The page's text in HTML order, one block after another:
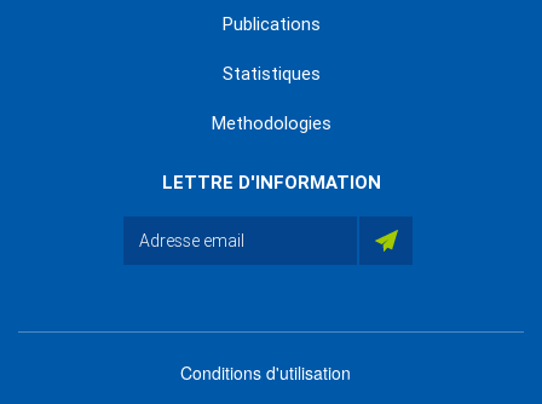
Publications
Statistiques
Methodologies
LETTRE D'INFORMATION
Conditions d'utilisation